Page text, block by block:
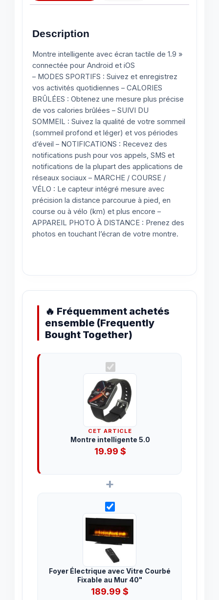
Description
Montre intelligente avec écran tactile de 1.9 »
connectée pour Android et iOS
– MODES SPORTIFS : Suivez et enregistrez
vos activités quotidiennes – CALORIES
BRÛLÉES : Obtenez une mesure plus précise
de vos calories brûlées – SUIVI DU
SOMMEIL : Suivez la qualité de votre sommeil
(sommeil profond et léger) et vos périodes
d’éveil – NOTIFICATIONS : Recevez des
notifications push pour vos appels, SMS et
notifications de la plupart des applications de
réseaux sociaux – MARCHE / COURSE /
VÉLO : Le capteur intégré mesure avec
précision la distance parcourue à pied, en
course ou à vélo (km) et plus encore –
APPAREIL PHOTO À DISTANCE : Prenez des
photos en touchant l’écran de votre montre.
🔥 Fréquemment achetés
ensemble (Frequently
Bought Together)
CET ARTICLE
Montre intelligente 5.0
19.99 $
+
Foyer Électrique avec Vitre Courbé
Fixable au Mur 40"
189.99 $